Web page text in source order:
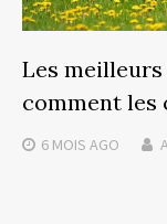
Les
comment les
6 MOIS AGO